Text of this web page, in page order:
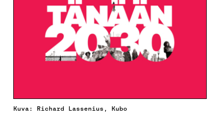
Kuva: Richard Lassenius, Kubo